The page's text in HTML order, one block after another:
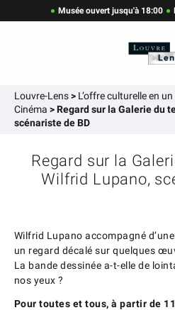
Musée ouvert jusqu'à 18:00
Louvre-Lens> L’offre culturelle en
Cinéma >Regard sur la Galerie du
scénariste de BD
Regard sur la
Wilfrid Lupano,
Wilfrid Lupano accompagné
un regard décalé sur quelques
La bande dessinée a-t-elle de
nos yeux ?
Pour toutes et tous, à partir de